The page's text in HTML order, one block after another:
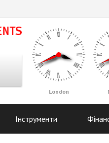
London
Інструменти